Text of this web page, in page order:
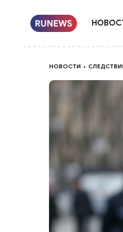
НОВОСТИ